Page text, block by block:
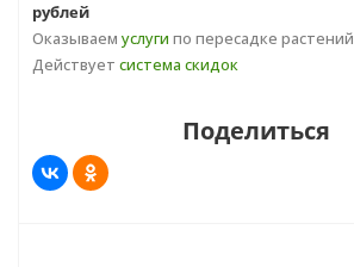
рублей
Оказываем услуги по пересадке растений
Действует система скидок
Поделиться